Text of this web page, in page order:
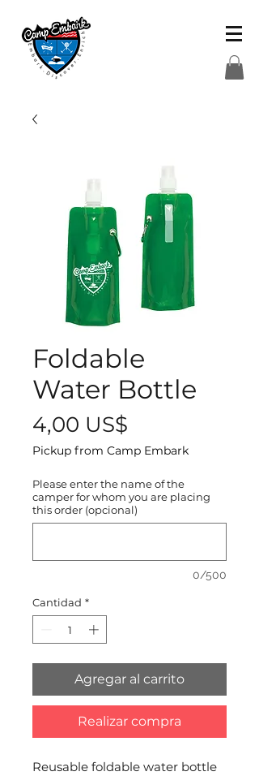
Foldable
Water Bottle
4,00 US$
Pickup from Camp Embark
Please enter the name of the
camper for whom you are placing
this order (opcional)
0/500
Cantidad *
Agregar al carrito
Realizar compra
Reusable foldable water bottle